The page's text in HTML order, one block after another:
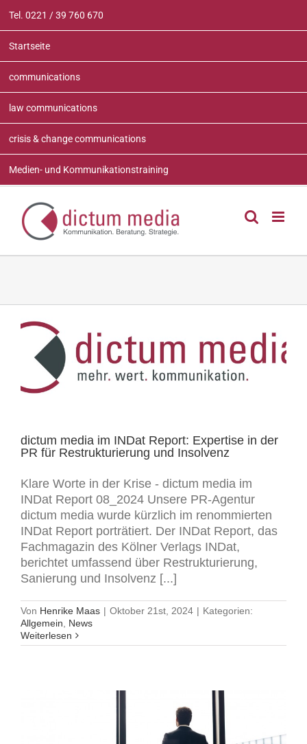
Inhalt
springen
Tel. 0221 / 39 760 670
Startseite
communications
law communications
crisis & change communications
Medien- und Kommunikationstraining
dictum media im INDat Report: Expertise in der
PR für Restrukturierung und Insolvenz
Klare Worte in der Krise - dictum media im
INDat Report 08_2024 Unsere PR-Agentur
dictum media wurde kürzlich im renommierten
INDat Report porträtiert. Der INDat Report, das
Fachmagazin des Kölner Verlags INDat,
berichtet umfassend über Restrukturierung,
Sanierung und Insolvenz [...]
Von Henrike Maas | Oktober 21st, 2024 | Kategorien:
Allgemein
News
Weiterlesen